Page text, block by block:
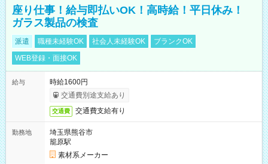
座り仕事！給与即払いOK！高時給！平日休み！
ガラス製品の検査
派遣 職種未経験OK 社会人未経験OK
ブランクOK
WEB登録・面接OK
給与
時給1600円
交通費別途支給あり
交通費 交通費支給有り
勤務地
埼玉県熊谷市
籠原駅
素材系メーカー